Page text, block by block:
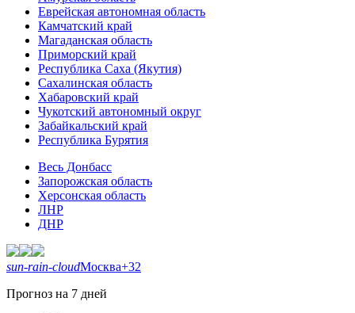
Еврейская автономная область
Камчатский край
Магаданская область
Приморский край
Республика Саха (Якутия)
Сахалинская область
Хабаровский край
Чукотский автономный округ
Забайкальский край
Республика Бурятия
Весь Донбасс
Запорожская область
Херсонская область
ЛНР
ДНР
sun-rain-cloudМосква+32
Прогноз на 7 дней